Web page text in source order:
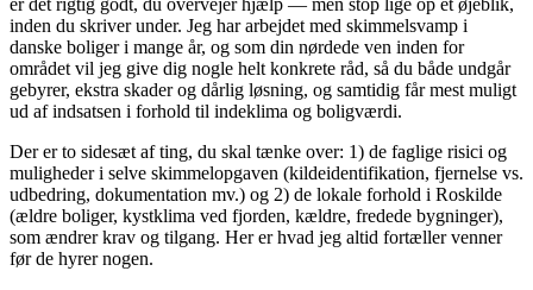
inden du skriver under. Jeg har arbejdet med skimmelsvamp i
danske boliger i mange år, og som din nørdede ven inden for
området vil jeg give dig nogle helt konkrete råd, så du både undgår
gebyrer, ekstra skader og dårlig løsning, og samtidig får mest muligt
ud af indsatsen i forhold til indeklima og boligværdi.
Der er to sidesæt af ting, du skal tænke over: 1) de faglige risici og
muligheder i selve skimmelopgaven (kildeidentifikation, fjernelse vs.
udbedring, dokumentation mv.) og 2) de lokale forhold i Roskilde
(ældre boliger, kystklima ved fjorden, kældre, fredede bygninger),
som ændrer krav og tilgang. Her er hvad jeg altid fortæller venner
før de hyrer nogen.